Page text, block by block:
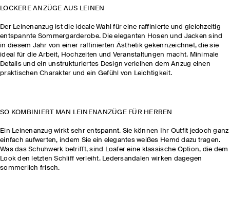
LOCKERE ANZÜGE AUS LEINEN
Der Leinenanzug ist die ideale Wahl für eine raffinierte und gleichzeitig
entspannte Sommergarderobe. Die eleganten Hosen und Jacken sind
in diesem Jahr von einer raffinierten Ästhetik gekennzeichnet, die sie
ideal für die Arbeit, Hochzeiten und Veranstaltungen macht. Minimale
Details und ein unstrukturiertes Design verleihen dem Anzug einen
praktischen Charakter und ein Gefühl von Leichtigkeit.
SO KOMBINIERT MAN LEINENANZÜGE FÜR HERREN
Ein Leinenanzug wirkt sehr entspannt. Sie können Ihr Outfit jedoch ganz
einfach aufwerten, indem Sie ein elegantes weißes Hemd dazu tragen.
Was das Schuhwerk betrifft, sind Loafer eine klassische Option, die dem
Look den letzten Schliff verleiht. Ledersandalen wirken dagegen
sommerlich frisch.